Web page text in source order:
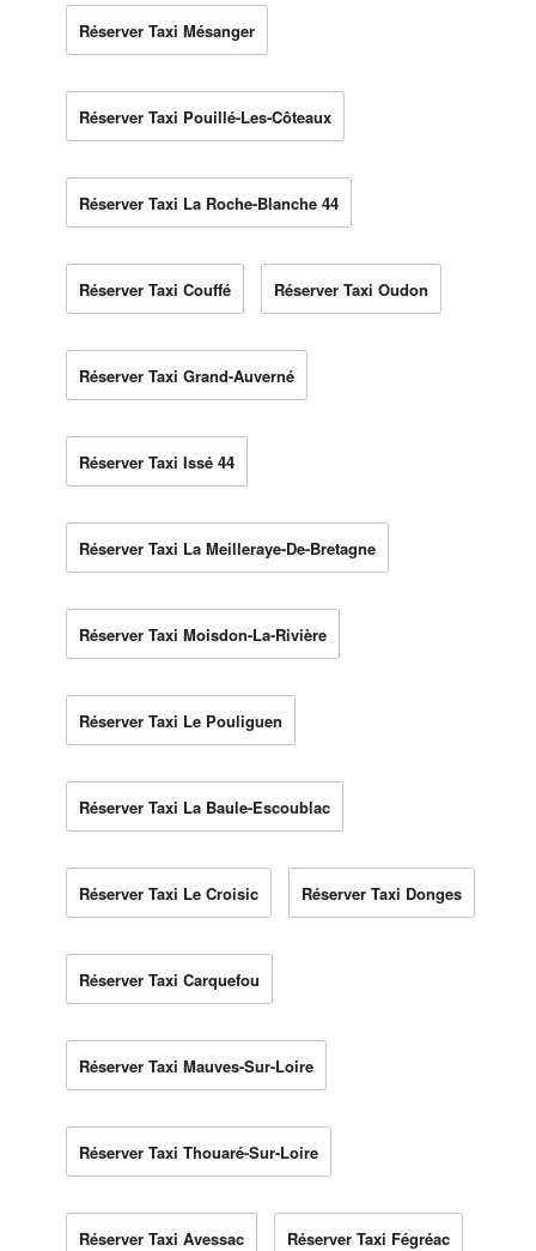
Réserver Taxi Mésanger
Réserver Taxi Pouillé-Les-Côteaux
Réserver Taxi La Roche-Blanche 44
Réserver Taxi Couffé Réserver Taxi Oudon
Réserver Taxi Grand-Auverné
Réserver Taxi Issé 44
Réserver Taxi La Meilleraye-De-Bretagne
Réserver Taxi Moisdon-La-Rivière
Réserver Taxi Le Pouliguen
Réserver Taxi La Baule-Escoublac
Réserver Taxi Le Croisic Réserver Taxi Donges
Réserver Taxi Carquefou
Réserver Taxi Mauves-Sur-Loire
Réserver Taxi Thouaré-Sur-Loire
Réserver Taxi Avessac Réserver Taxi Fégréac